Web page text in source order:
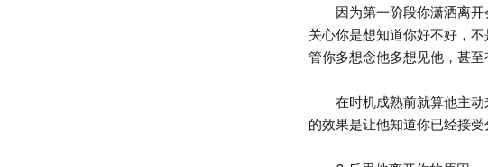
因为第一阶段你潇洒离开
关心你是想知道你好不好，
管你多想念他多想见他，甚
在时机成熟前就算他主动
的效果是让他知道你已经接受